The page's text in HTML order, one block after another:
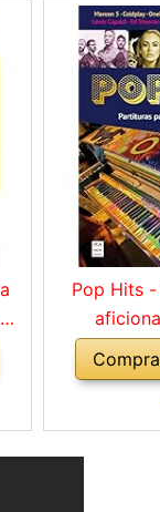
Pop Hits